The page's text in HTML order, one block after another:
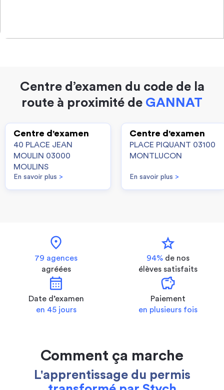
Centre d’examen du code de la
route à proximité de GANNAT
Centre d'examen
40 PLACE JEAN
MOULIN 03000
MOULINS
En savoir plus >
Centre d'examen
PLACE PIQUANT 03100
MONTLUCON
En savoir plus >
location_on
79 agences
agréées
star
94% de nos
élèves satisfaits
calendar_month
Date d’examen
en 45 jours
savings
Paiement
en plusieurs fois
Comment ça marche
L'apprentissage du permis